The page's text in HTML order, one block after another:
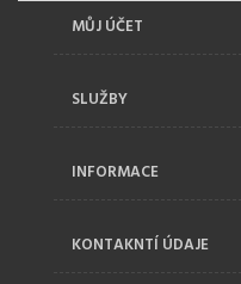
MŮJ ÚČET
SLUŽBY
INFORMACE
KONTAKNTÍ ÚDAJE